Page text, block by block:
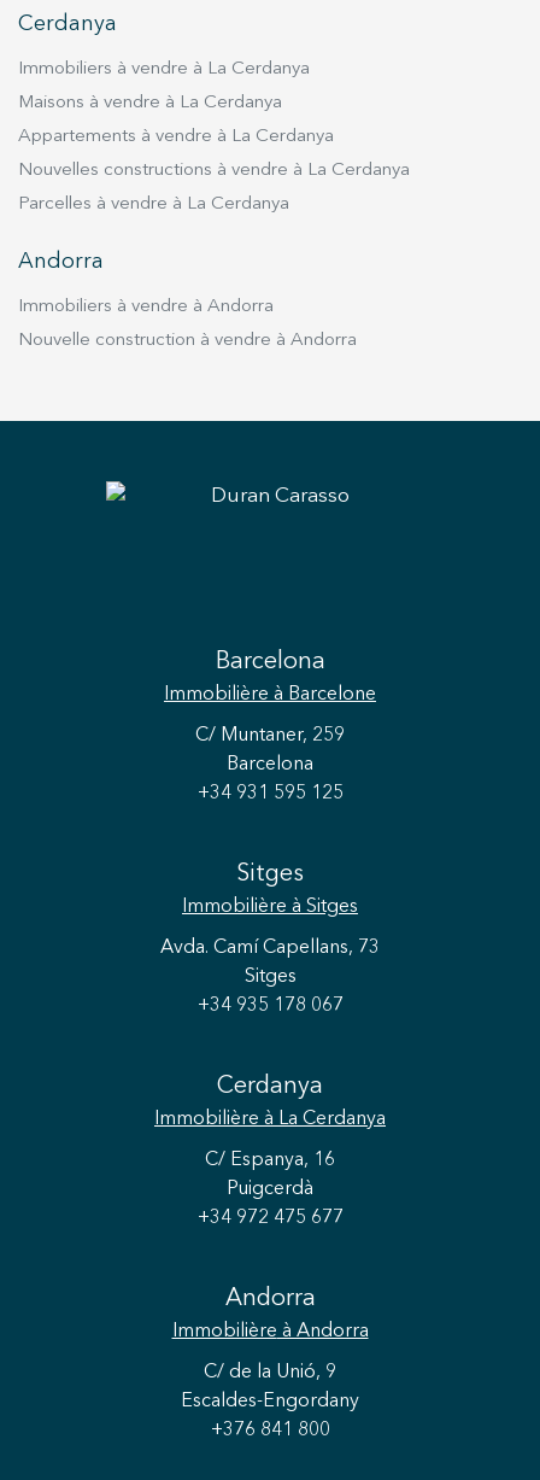
Cerdanya
Immobiliers à vendre à La Cerdanya
Maisons à vendre à La Cerdanya
Appartements à vendre à La Cerdanya
Nouvelles constructions à vendre à La Cerdanya
Parcelles à vendre à La Cerdanya
Andorra
Immobiliers à vendre à Andorra
Nouvelle construction à vendre à Andorra
Barcelona
Immobilière à Barcelone
C/ Muntaner, 259
Barcelona
+34 931 595 125
Sitges
Immobilière à Sitges
Avda. Camí Capellans, 73
Sitges
+34 935 178 067
Cerdanya
Immobilière à La Cerdanya
C/ Espanya, 16
Puigcerdà
+34 972 475 677
Andorra
Immobilière à Andorra
C/ de la Unió, 9
Escaldes-Engordany
+376 841 800